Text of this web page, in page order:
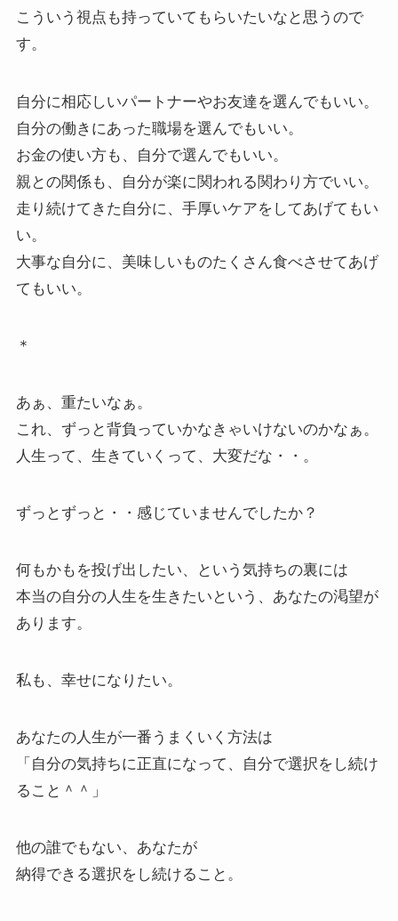
こういう視点も持っていてもらいたいなと思うので
す。
自分に相応しいパートナーやお友達を選んでもいい。
自分の働きにあった職場を選んでもいい。
お金の使い方も、自分で選んでもいい。
親との関係も、自分が楽に関われる関わり方でいい。
走り続けてきた自分に、手厚いケアをしてあげてもい
い。
大事な自分に、美味しいものたくさん食べさせてあげ
てもいい。
＊
あぁ、重たいなぁ。
これ、ずっと背負っていかなきゃいけないのかなぁ。
人生って、生きていくって、大変だな・・。
ずっとずっと・・感じていませんでしたか？
何もかもを投げ出したい、という気持ちの裏には
本当の自分の人生を生きたいという、あなたの渇望が
あります。
私も、幸せになりたい。
あなたの人生が一番うまくいく方法は
「自分の気持ちに正直になって、自分で選択をし続け
ること＾＾」
他の誰でもない、あなたが
納得できる選択をし続けること。